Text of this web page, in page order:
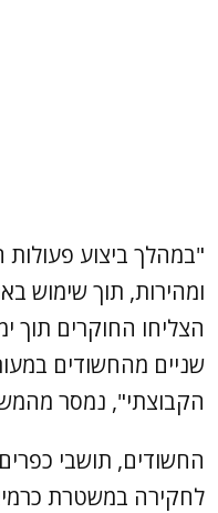
"במהלך ביצוע פעולות
ומהירות, תוך שימוש
הצליחו החוקרים תוך
שניים מהחשודים
הקבוצתי", נמסר
החשודים, תושבי
לחקירה במשטרת